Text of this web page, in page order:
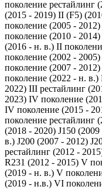
поколение рестайлинг
(2015 - 2019) II (F5)
поколение (2005 - 2012)
поколение (2010 - 2014)
(2016 - н. в.) II
поколение (2002 - 2005)
поколение (2007 - 2012)
поколение (2022 - н. в.)
2022) III рестайлинг
2023) IV поколение
IV поколение (2015 -
поколение рестайлинг
(2018 - 2020) J150
в.) J200 (2007 - 2012)
рестайлинг (2012 -
R231 (2012 - 2015) V
(2019 - н. в.) V
(2019 - н.в.) VI